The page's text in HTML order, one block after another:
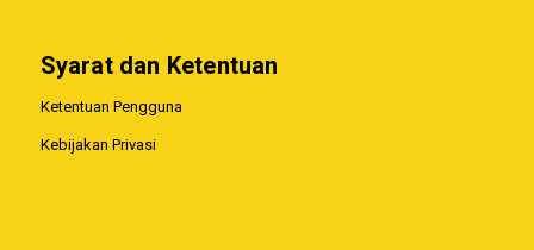
Syarat dan Ketentuan
Ketentuan Pengguna
Kebijakan Privasi